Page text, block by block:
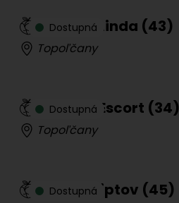
Dostupná
Masáže Linda (43)
Topoľčany
Dostupná
Evina aj Escort (34)
Topoľčany
Dostupná
Tantra Liptov (45)